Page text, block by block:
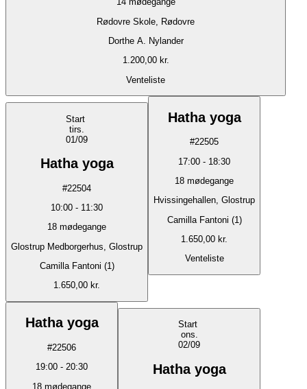
Rødovre Skole, Rødovre
Dorthe A. Nylander
1.200,00 kr.
Venteliste
Start
tirs.
01/09
Hatha yoga
#22504
10:00 - 11:30
18 mødegange
Glostrup Medborgerhus, Glostrup
Camilla Fantoni (1)
1.650,00 kr.
Hatha yoga
#22505
17:00 - 18:30
18 mødegange
Hvissingehallen, Glostrup
Camilla Fantoni (1)
1.650,00 kr.
Venteliste
Hatha yoga
#22506
19:00 - 20:30
18 mødegange
Start
ons.
02/09
Hatha yoga